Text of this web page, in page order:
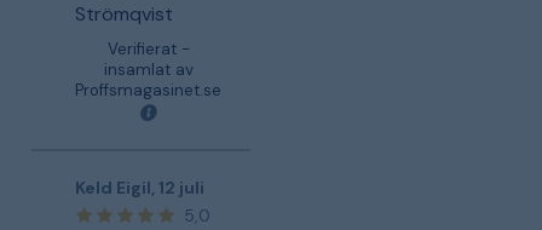
Strömqvist
Verifierat -
insamlat av
Proffsmagasinet.se
Keld Eigil, 12 juli
5,0